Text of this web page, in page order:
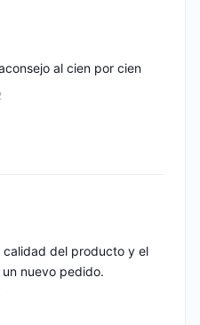
al cien por cien
calidad del producto y el
nuevo pedido.